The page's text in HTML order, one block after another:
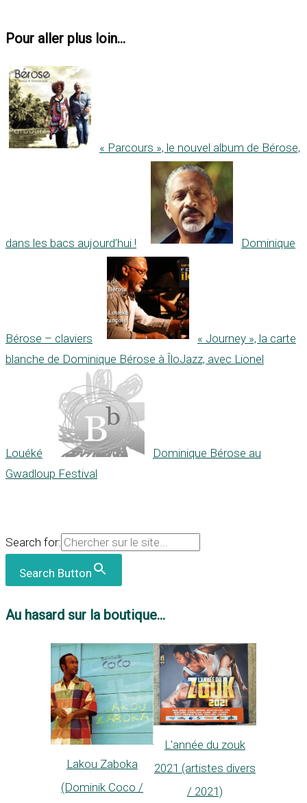
Pour aller plus loin...
« Parcours », le nouvel album de Bérose,
dans les bacs aujourd’hui ! Dominique
Bérose – claviers
« Journey », la carte
blanche de Dominique Bérose à ÎloJazz, avec Lionel
Louéké
Dominique Bérose au
Gwadloup Festival
Search for:
Search Button
Au hasard sur la boutique...
Lakou Zaboka
(Dominik Coco /
L'année du zouk
2021 (artistes divers
/ 2021)